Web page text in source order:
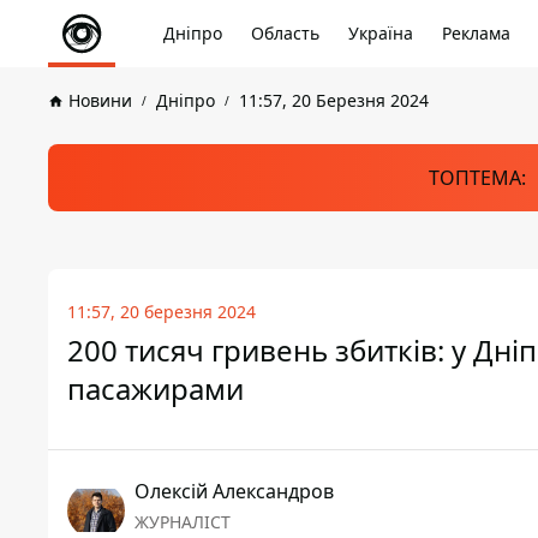
Дніпро Область Україна Реклама
Новини Дніпро 11:57, 20 Березня 2024
ТОПТЕМА:
11:57, 20 березня 2024
200 тисяч гривень збитків: у
пасажирами
Олексій Александров
ЖУРНАЛІСТ